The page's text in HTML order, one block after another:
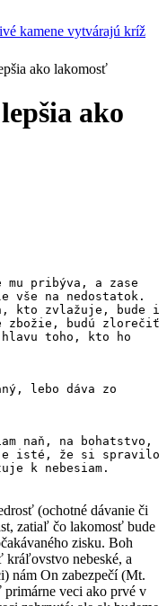
ako lakomosť
ako
mu pribýva, a zase
na nedostatok.
kto zvlažuje, bude i
zbožie, budú zlorečiť
toho, kto ho
lebo dáva zo
naň, na bohatstvo,
je isté, že si spravilo
k nebesiam.
(ochotné dávanie či
zatiaľ čo lakomosť bude
zisku. Boh
kráľovstvo nebeské, a
nám On zabezpečí (Mt.
veci ako prvé v